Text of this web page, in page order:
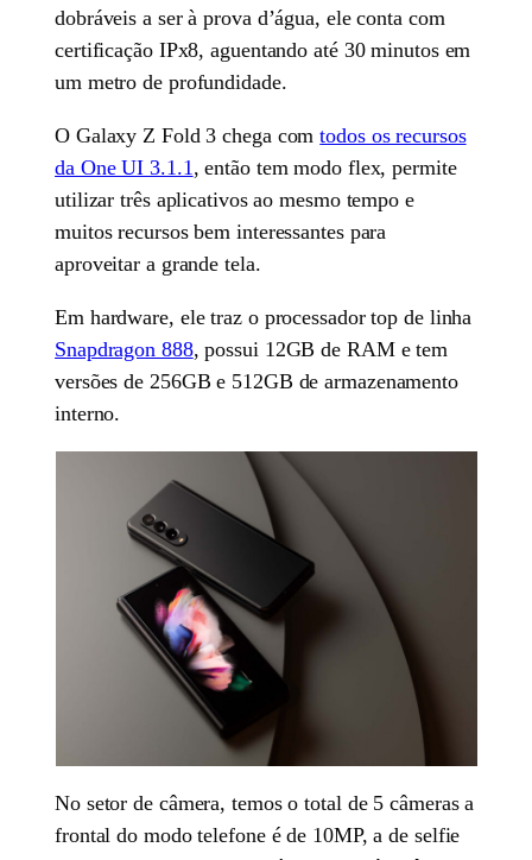
dobráveis a ser à prova d’água, ele conta com
certificação IPx8, aguentando até 30 minutos em
um metro de profundidade.
O Galaxy Z Fold 3 chega comtodos os recursos
da One UI 3.1.1, então tem modo flex, permite
utilizar três aplicativos ao mesmo tempo e
muitos recursos bem interessantes para
aproveitar a grande tela.
Em hardware, ele traz o processador top de linha
Snapdragon 888, possui 12GB de RAM e tem
versões de 256GB e 512GB de armazenamento
interno.
No setor de câmera, temos o total de 5 câmeras a
frontal do modo telefone é de 10MP, a de selfie